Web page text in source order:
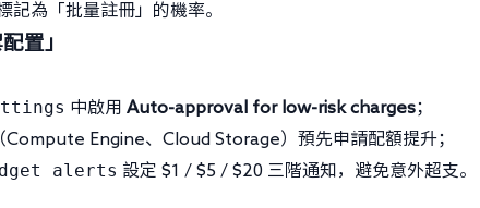
記為「批量註冊」的機率。
置」
中啟用 Auto-approval for low-risk charges；
Compute Engine、Cloud Storage）預先申請配額提升；
alerts 設定 $1 / $5 / $20 三階通知，避免意外超支。